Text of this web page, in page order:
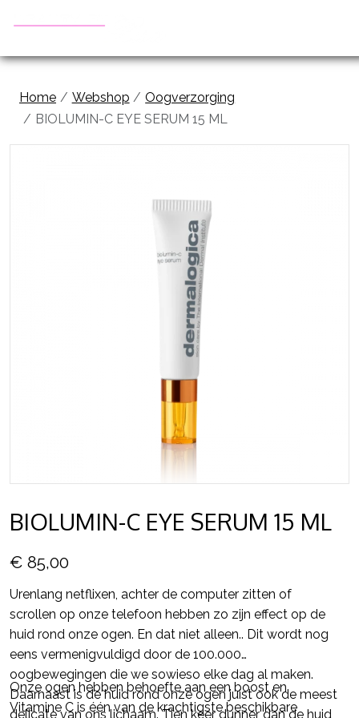
Home Webshop
Oogverzorging
BIOLUMIN-C EYE SERUM 15 ML
BIOLUMIN-C EYE SERUM 15 ML
€ 85,00
Urenlang netflixen, achter de computer zitten of
scrollen op onze telefoon hebben zo zijn effect op de
huid rond onze ogen. En dat niet alleen.. Dit wordt nog
eens vermenigvuldigd door de 100.000
oogbewegingen die we sowieso elke dag al maken.
Daarnaast is de huid rond onze ogen juist ook de meest
delicate van ons lichaam. Tien keer dunner dan de huid
Onze ogen hebben behoefte aan een boost en
Vitamine C is één van de krachtigste beschikbare